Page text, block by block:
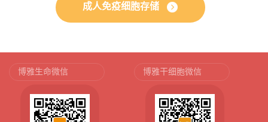
成人免疫细胞存储
博雅生命微信 博雅干细胞微信